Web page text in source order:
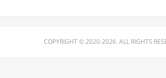
COPYRIGHT © 2020-2026. ALL RIGHTS